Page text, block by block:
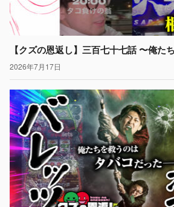
【クズの恩返し】三百七十七話 〜俺た
2026年7月17日